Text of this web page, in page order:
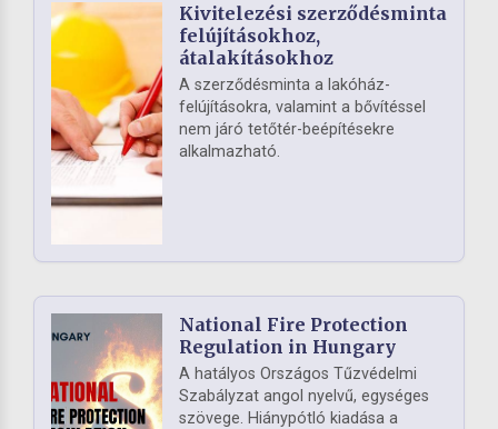
Kivitelezési szerződésminta
felújításokhoz,
átalakításokhoz
A szerződésminta a lakóház-
felújításokra, valamint a bővítéssel
nem járó tetőtér-beépítésekre
alkalmazható.
National Fire Protection
Regulation in Hungary
A hatályos Országos Tűzvédelmi
Szabályzat angol nyelvű, egységes
szövege. Hiánypótló kiadása a